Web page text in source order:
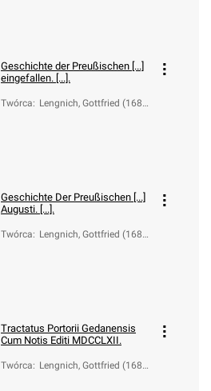
Geschichte der Preußischen [...]
eingefallen. [...].
Twórca: Lengnich, Gottfried (1689-
Geschichte Der Preußischen [...]
Augusti. [...].
Twórca: Lengnich, Gottfried (1689-
Tractatus Portorii Gedanensis
Cum Notis Editi MDCCLXII.
Twórca: Lengnich, Gottfried (1689-